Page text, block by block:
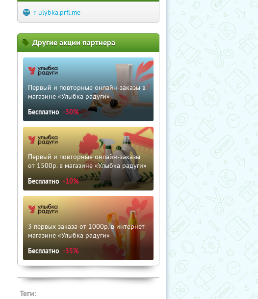
r-ulybka.prfl.me
Другие акции партнера
Первый и повторные онлайн-заказы в
магазине «Улыбка радуги»
Бесплатно -30%
Первый и повторные онлайн-заказы
от 1500р. в магазине «Улыбка радуги»
Бесплатно -10%
3 первых заказа от 1000р. в интернет-
магазине «Улыбка радуги»
Бесплатно -35%
Теги: